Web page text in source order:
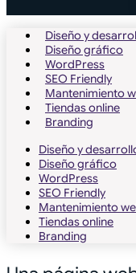
Diseño y
Diseño gráfico
WordPress
SEO Friendly
Mantenimiento
Tiendas online
Branding
Diseño y
Diseño gráfico
WordPress
SEO Friendly
Mantenimiento
Tiendas online
Branding